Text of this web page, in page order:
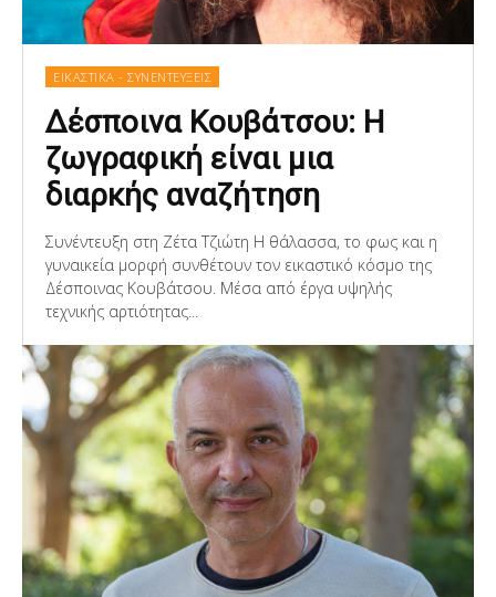
ΕΙΚΑΣΤΙΚΑ - ΣΥΝΕΝΤΕΥΞΕΙΣ
Δέσποινα Κουβάτσου: Η
ζωγραφική είναι μια
διαρκής αναζήτηση
Συνέντευξη στη Ζέτα Τζιώτη Η θάλασσα, το φως και η
γυναικεία μορφή συνθέτουν τον εικαστικό κόσμο της
Δέσποινας Κουβάτσου. Μέσα από έργα υψηλής
τεχνικής αρτιότητας...